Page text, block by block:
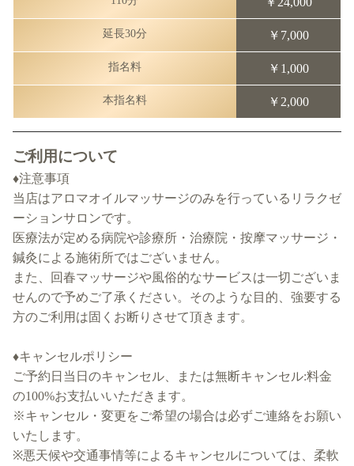
延長30分 ￥7,000
指名料 ￥1,000
本指名料 ￥2,000
ご利用について
♦注意事項
当店はアロマオイルマッサージのみを行っているリラクゼ
ーションサロンです。
医療法が定める病院や診療所・治療院・按摩マッサージ・
鍼灸による施術所ではございません。
また、回春マッサージや風俗的なサービスは一切ございま
せんので予めご了承ください。そのような目的、強要する
方のご利用は固くお断りさせて頂きます。
♦キャンセルポリシー
ご予約日当日のキャンセル、または無断キャンセル:料金
の100%お支払いいただきます。
※キャンセル・変更をご希望の場合は必ずご連絡をお願い
いたします。
※悪天候や交通事情等によるキャンセルについては、柔軟